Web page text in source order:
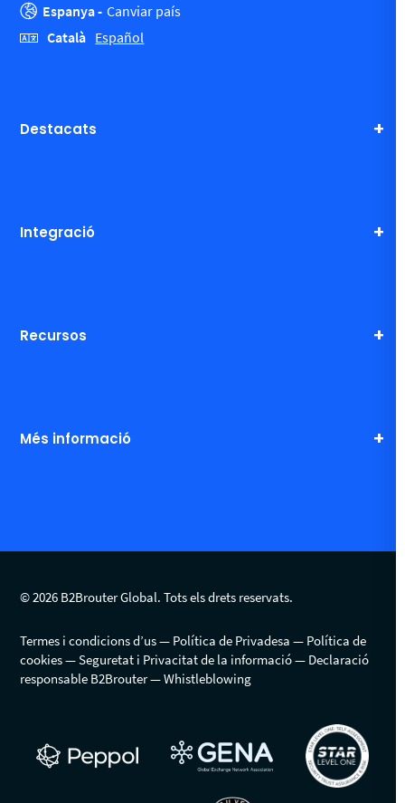
Espanya - Canviar país
Català Español
Destacats
Integració
Recursos
Més informació
© 2026 B2Brouter Global. Tots els drets reservats.
Termes i condicions d’us Política de Privadesa
Política de
cookies
Seguretat i Privacitat de la informació
Declaració
responsable B2Brouter
Whistleblowing